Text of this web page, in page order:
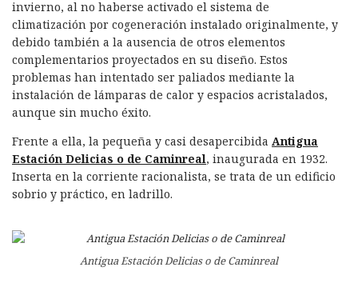
invierno, al no haberse activado el sistema de
climatización por cogeneración instalado originalmente, y
debido también a la ausencia de otros elementos
complementarios proyectados en su diseño. Estos
problemas han intentado ser paliados mediante la
instalación de lámparas de calor y espacios acristalados,
aunque sin mucho éxito.
Frente a ella, la pequeña y casi desapercibida Antigua
Estación Delicias o de Caminreal, inaugurada en 1932.
Inserta en la corriente racionalista, se trata de un edificio
sobrio y práctico, en ladrillo.
Antigua Estación Delicias o de Caminreal